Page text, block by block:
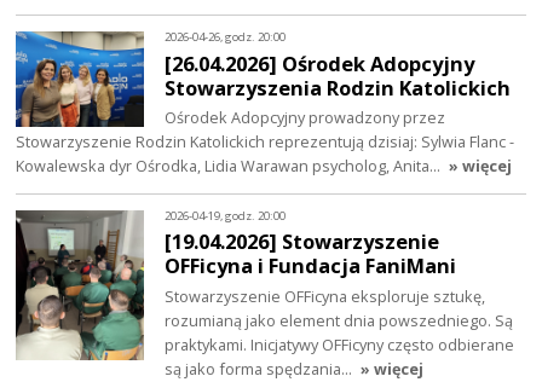
2026-04-26, godz. 20:00
[26.04.2026] Ośrodek Adopcyjny
Stowarzyszenia Rodzin Katolickich
Ośrodek Adopcyjny prowadzony przez
Stowarzyszenie Rodzin Katolickich reprezentują dzisiaj: Sylwia Flanc -
Kowalewska dyr Ośrodka, Lidia Warawan psycholog, Anita… » więcej
2026-04-19, godz. 20:00
[19.04.2026] Stowarzyszenie
OFFicyna i Fundacja FaniMani
Stowarzyszenie OFFicyna eksploruje sztukę,
rozumianą jako element dnia powszedniego. Są
praktykami. Inicjatywy OFFicyny często odbierane
są jako forma spędzania… » więcej